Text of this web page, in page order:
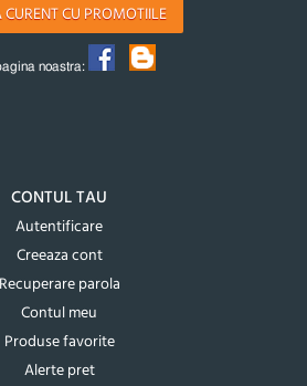
CURENT CU PROMOTIILE
noastra:
CONTUL TAU
Autentificare
Creeaza cont
Recuperare parola
Contul meu
Produse favorite
Alerte pret